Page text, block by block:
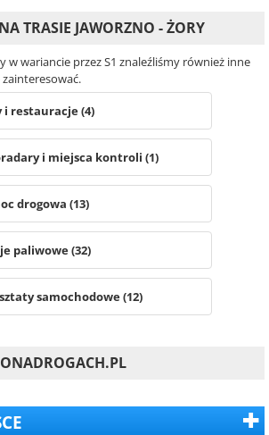
TRASIE JAWORZNO - ŻORY
w wariancie przez S1 znaleźliśmy również inne
i restauracje (4)
i miejsca kontroli (1)
drogowa (13)
paliwowe (32)
samochodowe (12)